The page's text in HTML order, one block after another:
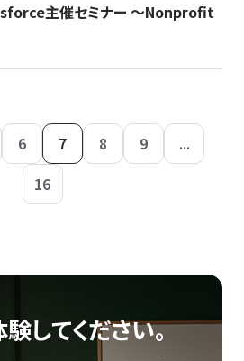
主催セミナー 〜Nonprofit
6 7 8 9
...
16
してください。